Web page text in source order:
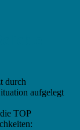
durch
aufgelegt
TOP